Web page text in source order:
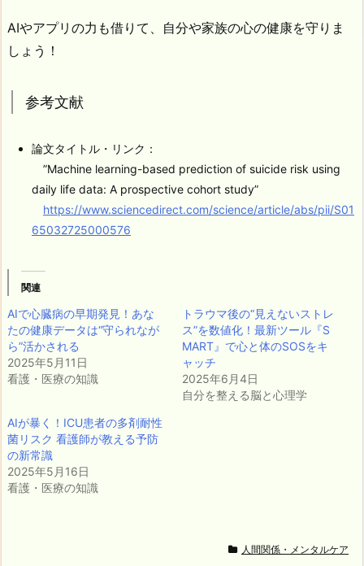
AIやアプリの力も借りて、自分や家族の心の健康を守りま
しょう！
参考文献
論文タイトル・リンク：
”Machine learning-based prediction of suicide risk using
daily life data: A prospective cohort study”
https://www.sciencedirect.com/science/article/abs/pii/S01
65032725000576
関連
AIで心臓病の早期発見！あな
たの健康データは“守られなが
ら”活かされる
2025年5月11日
看護・医療の知識
トラウマ後の“見えないストレ
ス”を数値化！最新ツール『S
MART』で心と体のSOSをキ
ャッチ
2025年6月4日
自分を整える脳と心理学
AIが暴く！ICU患者の多剤耐性
菌リスク 看護師が教える予防
の新常識
2025年5月16日
看護・医療の知識
人間関係・メンタルケア